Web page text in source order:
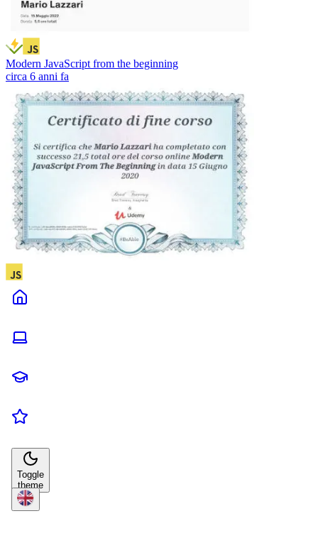
Modern JavaScript from the beginning
circa 6 anni fa
Toggle
theme